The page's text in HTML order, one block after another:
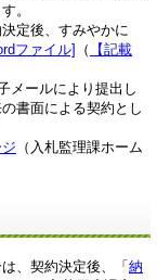
。
定後、すみやかに
ファイル] （
【記載
メールにより提出し
書面による契約とし
（入札監理課ホーム
、契約決定後、「納